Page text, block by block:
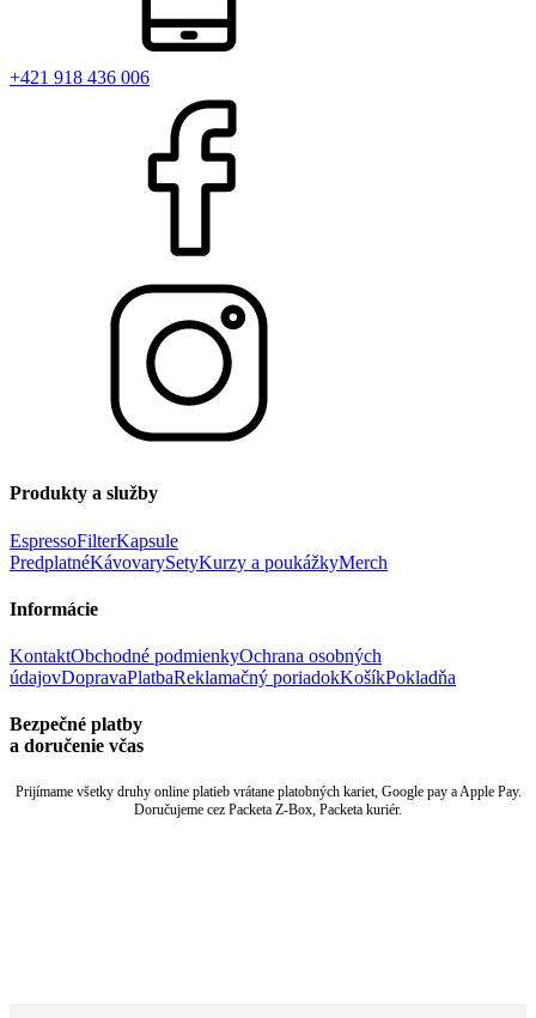
+421 918 436 006
Produkty a služby
EspressoFilterKapsule
PredplatnéKávovarySetyKurzy a poukážkyMerch
Informácie
KontaktObchodné podmienkyOchrana osobných
údajovDopravaPlatbaReklamačný poriadokKošíkPokladňa
Bezpečné platby
a doručenie včas
Prijímame všetky druhy online platieb vrátane platobných kariet, Google pay a Apple Pay.
Doručujeme cez Packeta Z-Box, Packeta kuriér.